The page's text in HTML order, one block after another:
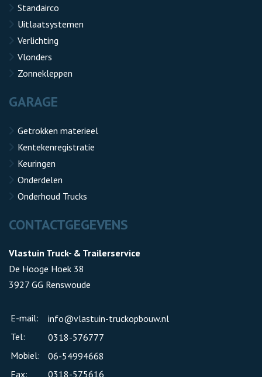
Standairco
Uitlaatsystemen
Verlichting
Vlonders
Zonnekleppen
GARAGE
Getrokken materieel
Kentekenregistratie
Keuringen
Onderdelen
Onderhoud Trucks
CONTACTGEGEVENS
Vlastuin Truck- & Trailerservice
De Hooge Hoek 38
3927 GG Renswoude
E-mail:
info@vlastuin-truckopbouw.nl
Tel:
0318-576777
Mobiel:
06-54994668
Fax:
0318-575616